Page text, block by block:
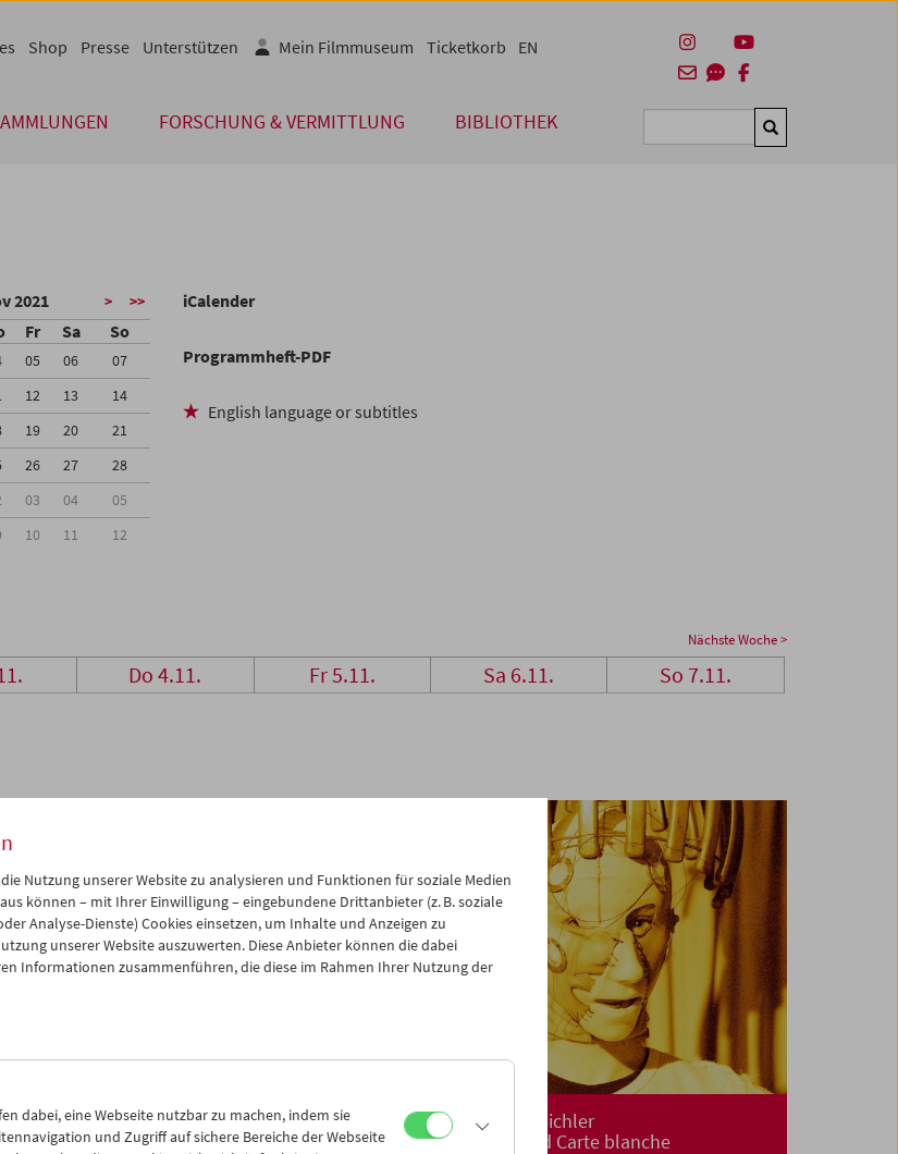
FORSCHUNG & VERMITTLUNG BIBLIOTHEK Suchen
Shop Presse Unterstützen Mein Filmmuseum Ticketkorb EN
2021 > >>
Fr Sa So
05 06
07
12 13
14
19 20
21
26 27
28
03 04
05
10 11 12
iCalender
Programmheft-PDF
English language or subtitles
Nächste Woche >
Do 4.11. Fr 5.11. Sa 6.11. So 7.11.
im Filmmuseum
Norbert Pfaffenbichler
Gesamtwerk und Carte blanche
Nutzung unserer Website zu analysieren und Funktionen für soziale Medien
können – mit Ihrer Einwilligung – eingebundene Drittanbieter (z. B. soziale
Analyse-Dienste) Cookies einsetzen, um Inhalte und Anzeigen zu
unserer Website auszuwerten. Diese Anbieter können die dabei
Informationen zusammenführen, die diese im Rahmen Ihrer Nutzung der
dabei, eine Webseite nutzbar zu machen, indem sie
und Zugriff auf sichere Bereiche der Webseite